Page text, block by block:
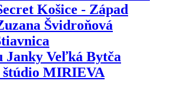
Košice - Západ
Švidroňová
Janky Veľká Bytča
štúdio MIRIEVA